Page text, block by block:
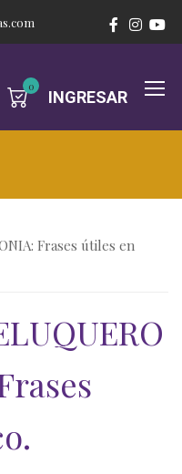
0
INGRESAR
Frases útiles en